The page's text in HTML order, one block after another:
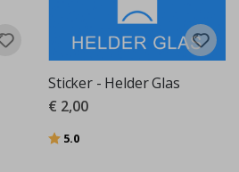
Sticker - Helder Glas
€ 2,00
Beoordeling:
5.0